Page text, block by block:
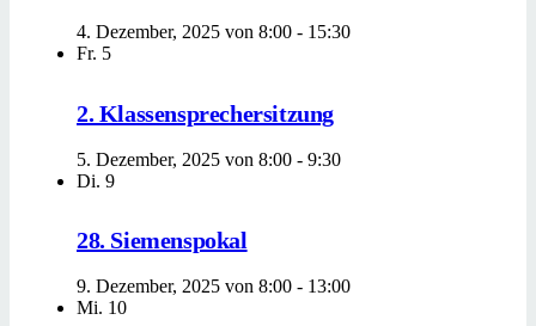
4. Dezember, 2025 von 8:00 - 15:30
Fr. 5
2. Klassensprechersitzung
5. Dezember, 2025 von 8:00 - 9:30
Di. 9
28. Siemenspokal
9. Dezember, 2025 von 8:00 - 13:00
Mi. 10